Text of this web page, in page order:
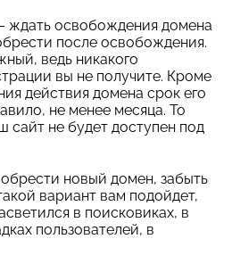
ждать освобождения домена
после освобождения.
ведь никакого
вы не получите. Кроме
действия домена срок его
не менее месяца. То
сайт не будет доступен под
новый домен, забыть
вариант вам подойдет,
в поисковиках, в
пользователей, в